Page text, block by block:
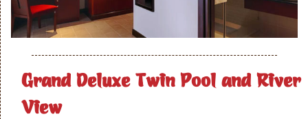
Grand Deluxe Twin Pool and River
View